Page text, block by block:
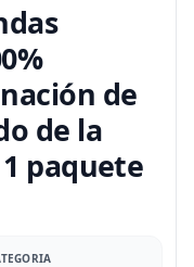
de
de la
paquete